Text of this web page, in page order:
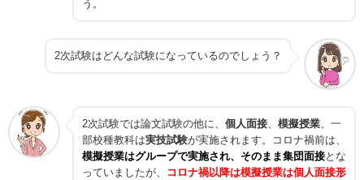
う。
2次試験はどんな試験になっているのでしょう？
2次試験では論文試験の他に、 個人面接 模擬授業 、一
部校種教科は実技試験が実施されます。コロナ禍前は、
模擬授業はグループで実施され、そのまま集団面接とな
っていましたが、
コロナ禍以降は模擬授業は個人面接形